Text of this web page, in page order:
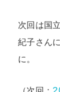
次回は国
紀子さん
に。